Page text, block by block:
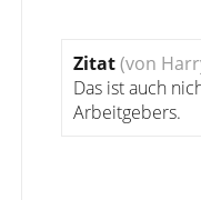
Zitat(von
Das ist auch
Arbeitgebers.